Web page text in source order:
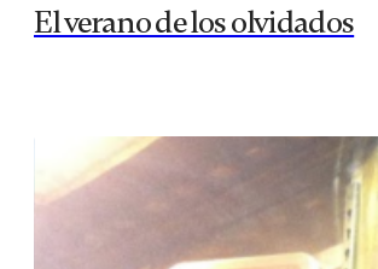
El verano de los olvidados